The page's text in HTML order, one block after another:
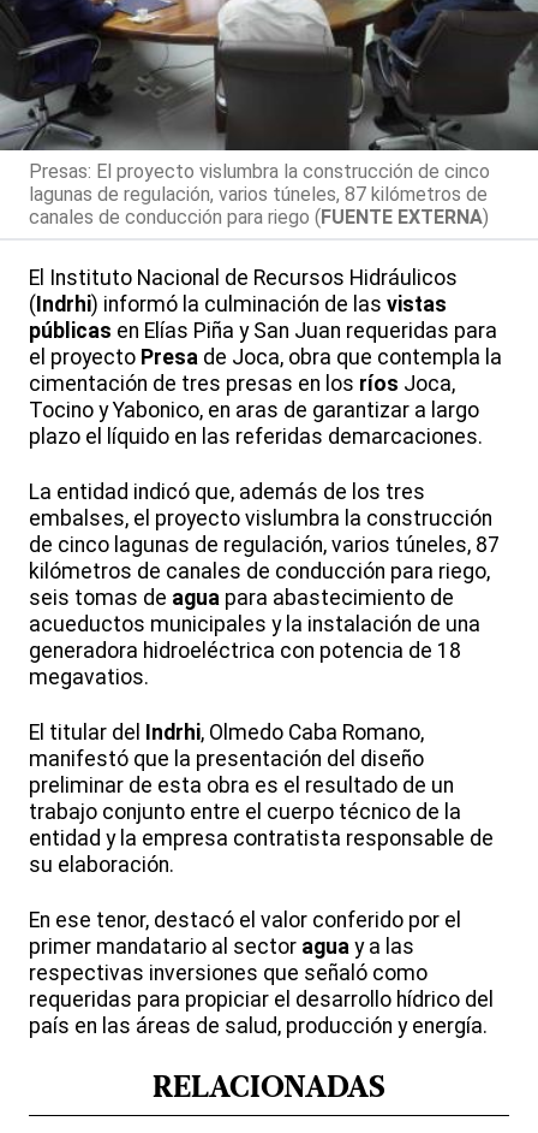
Presas: El proyecto vislumbra la construcción de cinco
lagunas de regulación, varios túneles, 87 kilómetros de
canales de conducción para riego (FUENTE EXTERNA)
El Instituto Nacional de Recursos Hidráulicos
( Indrhi) informó la culminación de las vistas
públicas en Elías Piña y San Juan requeridas para
el proyecto Presa de Joca, obra que contempla la
cimentación de tres presas en los ríos Joca,
Tocino y Yabonico, en aras de garantizar a largo
plazo el líquido en las referidas demarcaciones.
La entidad indicó que, además de los tres
embalses, el proyecto vislumbra la construcción
de cinco lagunas de regulación, varios túneles, 87
kilómetros de canales de conducción para riego,
seis tomas de agua para abastecimiento de
acueductos municipales y la instalación de una
generadora hidroeléctrica con potencia de 18
megavatios.
El titular del Indrhi, Olmedo Caba Romano,
manifestó que la presentación del diseño
preliminar de esta obra es el resultado de un
trabajo conjunto entre el cuerpo técnico de la
entidad y la empresa contratista responsable de
su elaboración.
En ese tenor, destacó el valor conferido por el
primer mandatario al sector agua y a las
respectivas inversiones que señaló como
requeridas para propiciar el desarrollo hídrico del
país en las áreas de salud, producción y energía.
RELACIONADAS